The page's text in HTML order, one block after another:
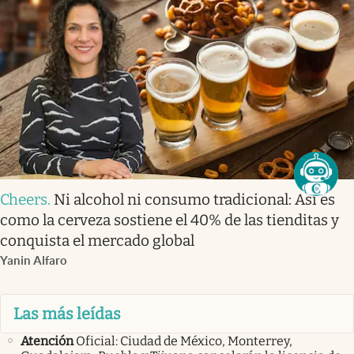
Cheers. Ni alcohol ni consumo tradicional: Así es
como la cerveza sostiene el 40% de las tienditas y
conquista el mercado global
Yanin Alfaro
Las más leídas
Atención Oficial: Ciudad de México, Monterrey,